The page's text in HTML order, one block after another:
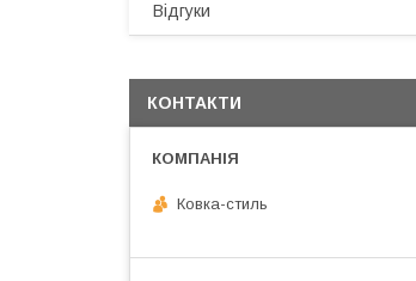
Відгуки
КОНТАКТИ
Ковка-стиль